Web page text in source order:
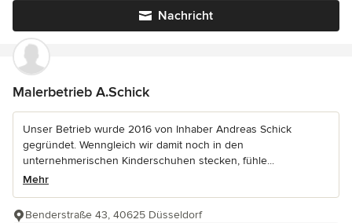
Nachricht
Malerbetrieb A.Schick
Unser Betrieb wurde 2016 von Inhaber Andreas Schick
gegründet. Wenngleich wir damit noch in den
unternehmerischen Kinderschuhen stecken, fühle...
Mehr
Benderstraße 43, 40625 Düsseldorf